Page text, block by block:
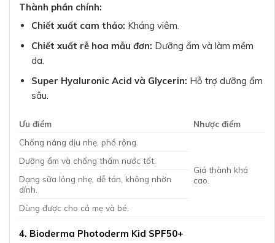
Thành phần chính:
Chiết xuất cam thảo: Kháng viêm.
Chiết xuất rễ hoa mẫu đơn: Dưỡng ẩm và làm mềm
da.
Super Hyaluronic Acid và Glycerin: Hỗ trợ dưỡng ẩm
sâu.
Ưu điểm
Nhược điểm
Chống nắng dịu nhẹ, phổ rộng.
Giá thành khá
cao.
Dưỡng ẩm và chống thấm nước tốt.
Dạng sữa lỏng nhẹ, dễ tán, không nhờn
dính.
Dùng được cho cả mẹ và bé.
4. Bioderma Photoderm Kid SPF50+